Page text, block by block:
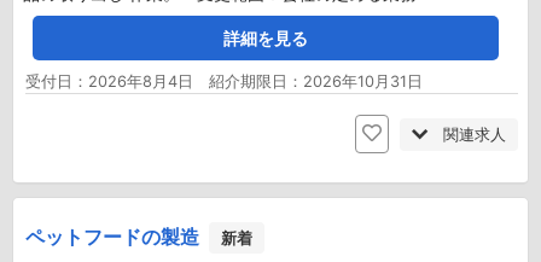
詳細を見る
受付日：2026年8月4日 紹介期限日：2026年10月31日
関連求人
ペットフードの製造 新着